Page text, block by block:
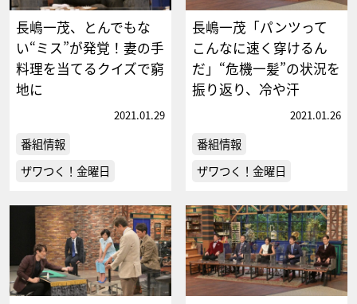
長嶋一茂、とんでもな
い“ミス”が発覚！妻の手
料理を当てるクイズで窮
地に
2021.01.29
番組情報
ザワつく！金曜日
長嶋一茂「パンツって
こんなに速く穿けるん
だ」“危機一髪”の状況を
振り返り、冷や汗
2021.01.26
番組情報
ザワつく！金曜日